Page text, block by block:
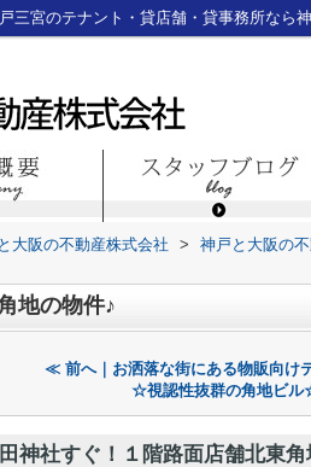
三宮のテナント・貸店舗・貸事務所なら
大阪の不動産株式会社 > 神戸と大阪の
地の物件♪
≪ 前へ｜お洒落な街にある物販向け
☆視認性抜群の角地ビ
神社すぐ！１階路面店舗北東角